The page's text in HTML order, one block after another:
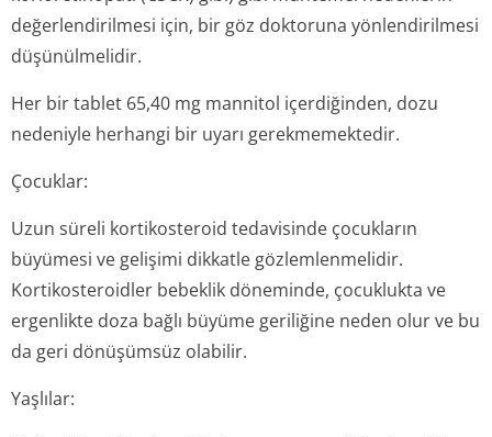
değerlendirilmesi için, bir göz doktoruna yönlendirilmesi
düşünülmelidir.
Her bir tablet 65,40 mg mannitol içerdiğinden, dozu
nedeniyle herhangi bir uyarı gerekmemektedir.
Çocuklar:
Uzun süreli kortikosteroid tedavisinde çocukların
büyümesi ve gelişimi dikkatle gözlemlenmelidir.
Kortikosteroidler bebeklik döneminde, çocuklukta ve
ergenlikte doza bağlı büyüme geriliğine neden olur ve bu
da geri dönüşümsüz olabilir.
Yaşlılar: